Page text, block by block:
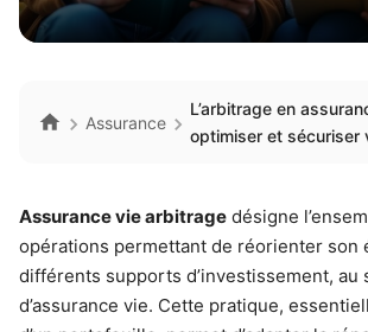
Assurance
L’arbitrage en
optimiser et sécuriser
Assurance vie arbitrage désigne
opérations permettant de réorienter son
différents supports d’investissement, au
d’assurance vie. Cette pratique,